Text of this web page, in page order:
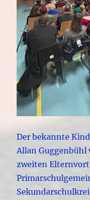
Der bekannte
Allan Guggenbühl
zweiten